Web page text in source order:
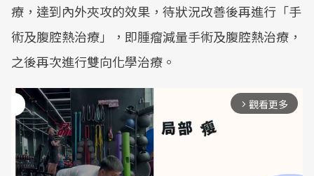
療，達到內外夾攻的效果，待狀況改善後再進行「手
術及腹腔熱治療」，即腫瘤減量手術及腹腔熱治療，
之後再次進行雙向化學治療。
arrow_forward_ios 觀看更多